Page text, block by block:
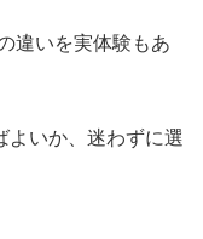
違いを実体験もあ
よいか、迷わずに選